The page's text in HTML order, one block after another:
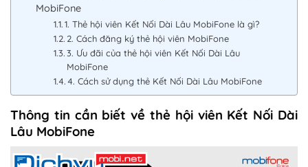
MobiFone
1. Thẻ hội viên Kết Nối Dài Lâu MobiFone là gì?
2. Cách đăng ký thẻ hội viên MobiFone
3. Ưu đãi của thẻ hội viên Kết Nối Dài Lâu
MobiFone
4. Cách sử dụng thẻ Kết Nối Dài Lâu MobiFone
Thông tin cần biết về thẻ hội viên Kết Nối Dài
Lâu MobiFone